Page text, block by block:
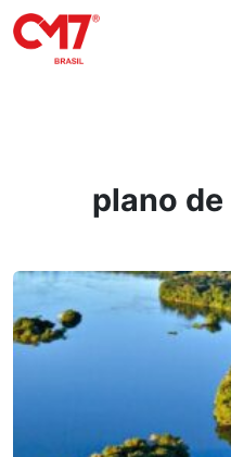
plano